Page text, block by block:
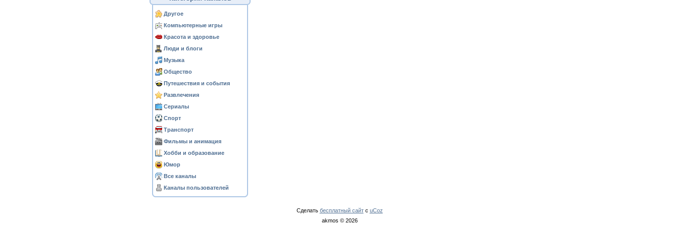
Другое
Компьютерные игры
Красота и здоровье
Люди и блоги
Музыка
Общество
Путешествия и события
Развлечения
Сериалы
Спорт
Транспорт
Фильмы и анимация
Хобби и образование
Юмор
Все каналы
Каналы пользователей
Сделать бесплатный сайтс uCoz
akmos © 2026